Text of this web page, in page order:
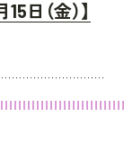
日（金）】